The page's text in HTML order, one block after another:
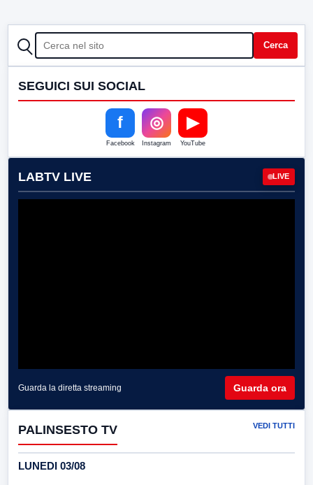
CERCA Cerca
SEGUICI SUI SOCIAL
f
Facebook
◎
Instagram
▶
YouTube
LABTV LIVE LIVE
Guarda la diretta streaming Guarda ora
PALINSESTO TV VEDI TUTTI
LUNEDI 03/08